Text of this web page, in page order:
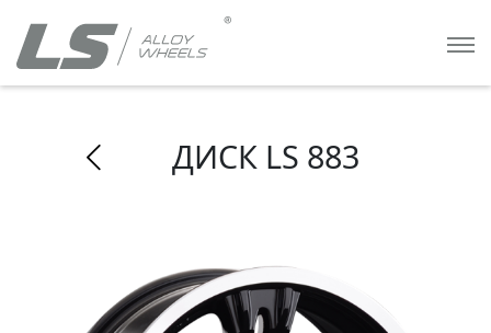
ДИСК LS 883